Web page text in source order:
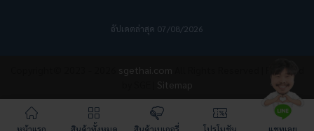
อัปเดตล่าสุด 07/08/2026
sgethai.com All Rights Reserved | Powered
Sitemap